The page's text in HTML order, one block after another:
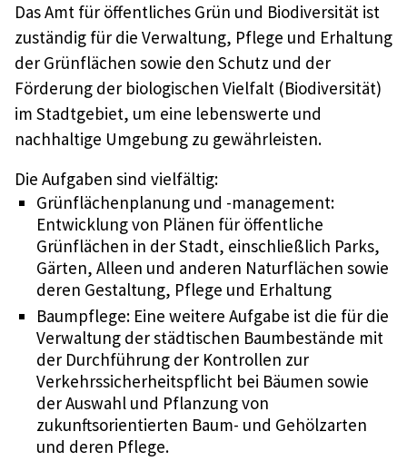
Das Amt für öffentliches Grün und Biodiversität ist
zuständig für die Verwaltung, Pflege und Erhaltung
der Grünflächen sowie den Schutz und der
Förderung der biologischen Vielfalt (Biodiversität)
im Stadtgebiet, um eine lebenswerte und
nachhaltige Umgebung zu gewährleisten.
Die Aufgaben sind vielfältig:
Grünflächenplanung und -management:
Entwicklung von Plänen für öffentliche
Grünflächen in der Stadt, einschließlich Parks,
Gärten, Alleen und anderen Naturflächen sowie
deren Gestaltung, Pflege und Erhaltung
Baumpflege: Eine weitere Aufgabe ist die für die
Verwaltung der städtischen Baumbestände mit
der Durchführung der Kontrollen zur
Verkehrssicherheitspflicht bei Bäumen sowie
der Auswahl und Pflanzung von
zukunftsorientierten Baum- und Gehölzarten
und deren Pflege.